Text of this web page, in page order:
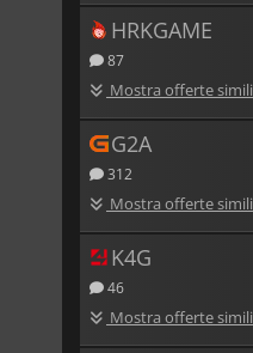
HRKGAME
87
Mostra offerte simili
G2A
312
Mostra offerte simili
K4G
46
Mostra offerte simili